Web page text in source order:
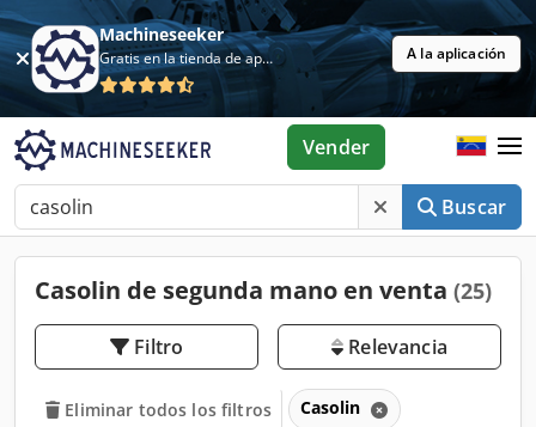
Machineseeker
Gratis en la tienda de aplicaciones A la aplicación
Buscar
Vender
Casolin de segunda mano en venta (25)
Filtro Relevancia
Eliminar todos los filtros Casolin